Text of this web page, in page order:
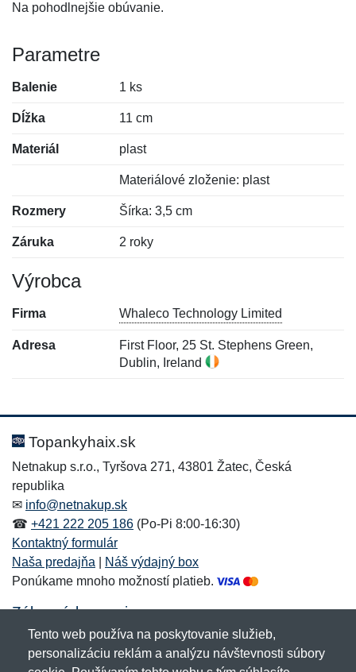
Na pohodlnejšie obúvanie.
Parametre
Balenie 1 ks
Dĺžka 11 cm
Materiál plast
Materiálové zloženie: plast
Rozmery Šírka: 3,5 cm
Záruka 2 roky
Výrobca
Firma Whaleco Technology Limited
Adresa
First Floor, 25 St. Stephens Green,
Dublin, Ireland
Hodnotenie:
Meno:*
E-mail:
Správa*
Meno:
E-mail:*
Správa*
Topankyhaix.sk
Netnakup s.r.o., Tyršova 271, 43801 Žatec, Česká
republika
✉ info@netnakup.sk
☎ +421 222 205 186 (Po-Pi 8:00-16:30)
Kontaktný formulár
Naša predajňa
Náš výdajný box
Ponúkame mnoho možností platieb.
Zákaznícky servis
Novinky emailom
Tento web používa na poskytovanie služieb,
personalizáciu reklám a analýzu návštevnosti súbory